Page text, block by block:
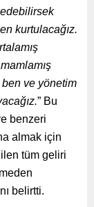
kurtulacağız.
ben ve yönetim
” Bu
benzeri
almak için
tüm geliri
belirtti.